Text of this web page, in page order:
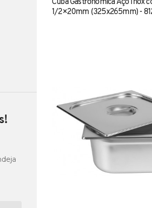
1/2×20mm (325x265mm) -